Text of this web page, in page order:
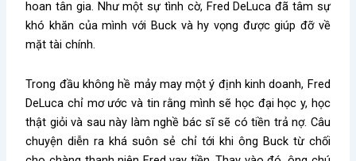
hoan tân gia. Như một sự tình cờ, Fred DeLuca đã tâm sự
khó khăn của mình với Buck và hy vọng được giúp đỡ về
mặt tài chính.
Trong đầu không hề mảy may một ý định kinh doanh, Fred
DeLuca chỉ mơ ước và tin rằng mình sẽ học đại học y, học
thật giỏi và sau này làm nghề bác sĩ sẽ có tiền trả nợ. Câu
chuyện diễn ra khá suôn sẻ chỉ tới khi ông Buck từ chối